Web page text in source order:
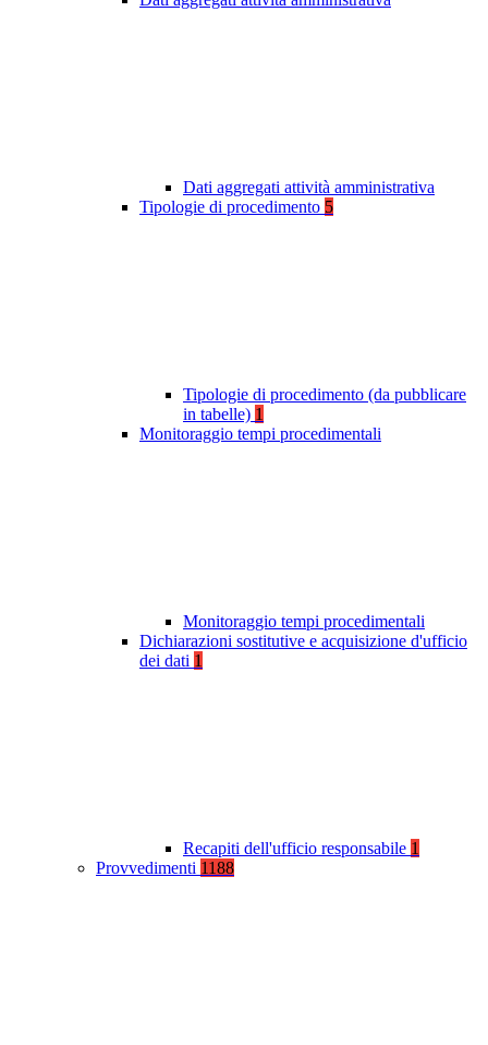
Dati aggregati attività amministrativa
Tipologie di procedimento 5
Tipologie di procedimento (da pubblicare
in tabelle) 1
Monitoraggio tempi procedimentali
Monitoraggio tempi procedimentali
Dichiarazioni sostitutive e acquisizione d'ufficio
dei dati 1
Recapiti dell'ufficio responsabile 1
Provvedimenti 1188